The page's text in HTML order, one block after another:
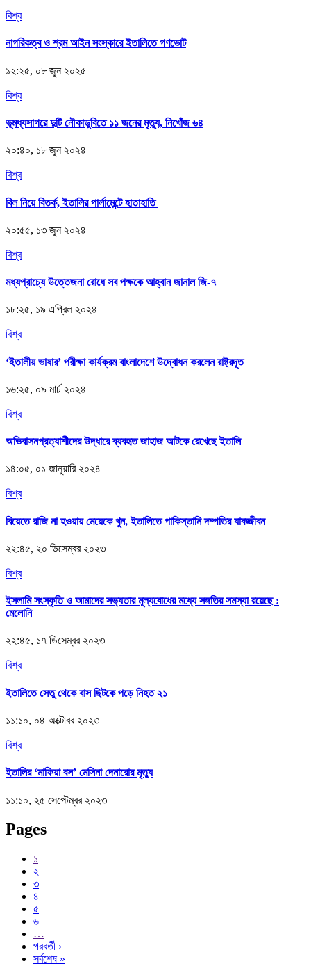
বিশ্ব
নাগরিকত্ব ও শ্রম আইন সংস্কারে ইতালিতে গণভোট
১২:২৫, ০৮ জুন ২০২৫
বিশ্ব
ভূমধ্যসাগরে দুটি নৌকাডুবিতে ১১ জনের মৃত্যু, নিখোঁজ ৬৪
২০:৪০, ১৮ জুন ২০২৪
বিশ্ব
বিল নিয়ে বিতর্ক, ইতালির পার্লামেন্টে হাতাহাতি
২০:৫৫, ১৩ জুন ২০২৪
বিশ্ব
মধ্যপ্রাচ্যে উত্তেজনা রোধে সব পক্ষকে আহ্বান জানাল জি-৭
১৮:২৫, ১৯ এপ্রিল ২০২৪
বিশ্ব
‘ইতালীয় ভাষার’ পরীক্ষা কার্যক্রম বাংলাদেশে উদ্বোধন করলেন রাষ্ট্রদূত
১৬:২৫, ০৯ মার্চ ২০২৪
বিশ্ব
অভিবাসনপ্রত্যাশীদের উদ্ধারে ব্যবহৃত জাহাজ আটকে রেখেছে ইতালি
১৪:০৫, ০১ জানুয়ারি ২০২৪
বিশ্ব
বিয়েতে রাজি না হওয়ায় মেয়েকে খুন, ইতালিতে পাকিস্তানি দম্পতির যাবজ্জীবন
২২:৪৫, ২০ ডিসেম্বর ২০২৩
বিশ্ব
ইসলামি সংস্কৃতি ও আমাদের সভ্যতার মূল্যবোধের মধ্যে সঙ্গতির সমস্যা রয়েছে :
মেলোনি
২২:৪৫, ১৭ ডিসেম্বর ২০২৩
বিশ্ব
ইতালিতে সেতু থেকে বাস ছিটকে পড়ে নিহত ২১
১১:১০, ০৪ অক্টোবর ২০২৩
বিশ্ব
ইতালির ‘মাফিয়া বস’ মেসিনা দেনারোর মৃত্যু
১১:১০, ২৫ সেপ্টেম্বর ২০২৩
Pages
১
২
৩
৪
৫
৬
…
পরবর্তী ›
সর্বশেষ »